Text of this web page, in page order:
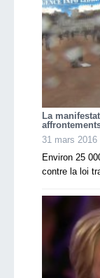
La
31 mars 2016
Environ 25
contre la loi